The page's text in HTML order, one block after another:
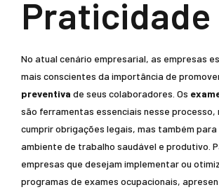
Praticidade
No atual cenário empresarial, as empresas
mais conscientes da importância de
preventiva de seus colaboradores. Os
são ferramentas essenciais nesse processo,
cumprir obrigações legais, mas também
ambiente de trabalho saudável e produtivo.
empresas que desejam implementar ou
programas de exames ocupacionais,